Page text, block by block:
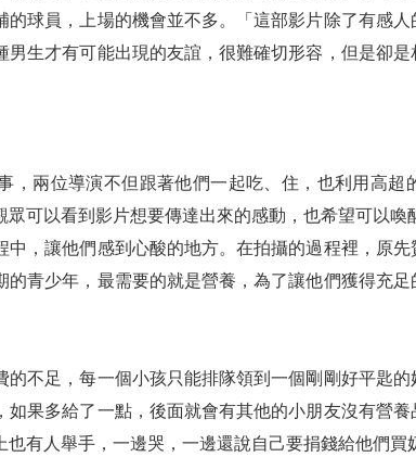
球員，上場的機會並不多。「這部影片除了有感
生才有可能出現的友誼，很難確切形容，但是卻
，兩位導演不但跟著他們一起吃、住，也利用高超
可以看到影片想要傳達出來的感動，也希望可以喚
中，讓他們感到心酸的地方。在拍攝的過程裡，原
青少年，最需要的就是營養，為了讓他們獲得充
的不足，每一個小孩只能排隊領到一個剛剛好平匙
果多給了一點，後面就會有其他的小朋友沒有營
有人舉手，一邊哭，一邊還說自己要捐錢給他們買